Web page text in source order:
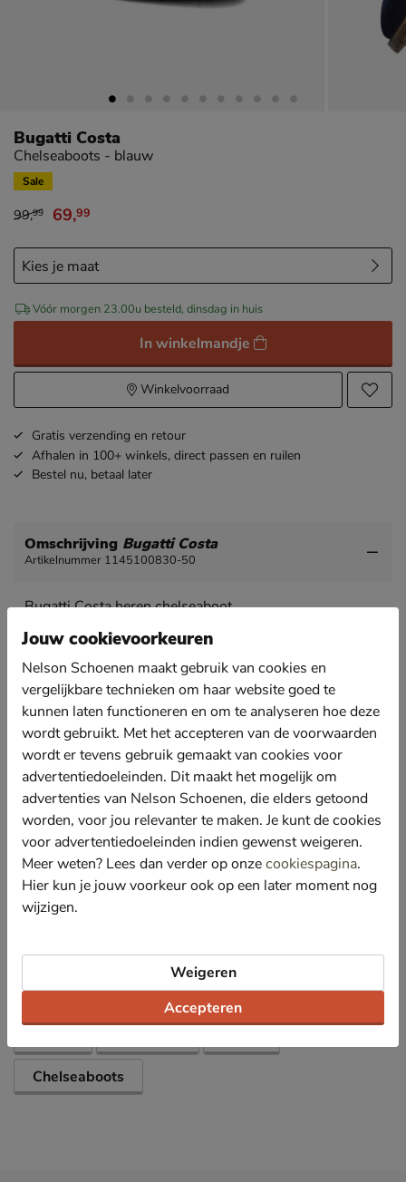
Bugatti Costa
Chelseaboots - blauw
Sale
van € 99,99 voor € 69,99
99,99 69,99
Vóór morgen 23.00u besteld, dinsdag in huis
In winkelmandje
Winkelvoorraad
Gratis verzending en retour
Afhalen in 100+ winkels, direct passen en ruilen
Bestel nu, betaal later
Omschrijving Bugatti Costa
Artikelnummer 1145100830-50
Bugatti Costa heren chelseaboot
Een stijlvolle chelseaboot kan vertaald worden naar
of een formerele look voor een zakelijke afspraak.
Uitgevoerd in soepel leer wat zich makkelijk om de
voet vormt voor een comfortabele pasvorm.
Gevoerd met viltige stof voor een betere
warmteisolatie.
Voorzien van een EVA-voetbed met leren toplaag.
Deze biedt optimale demping en comfort.
Afgewerkt met een stevige rubberen zool met goed
profiel voor een beter grip.
Specificaties
Over Bugatti
Bekijk meer
Chelseaboots
Jouw cookievoorkeuren
Nelson Schoenen maakt gebruik van cookies en
vergelijkbare technieken om haar website goed te
kunnen laten functioneren en om te analyseren hoe deze
wordt gebruikt. Met het accepteren van de voorwaarden
wordt er tevens gebruik gemaakt van cookies voor
advertentiedoeleinden. Dit maakt het mogelijk om
advertenties van Nelson Schoenen, die elders getoond
worden, voor jou relevanter te maken. Je kunt de cookies
voor advertentiedoeleinden indien gewenst weigeren.
Meer weten? Lees dan verder op onzecookiespagina.
Hier kun je jouw voorkeur ook op een later moment nog
wijzigen.
Accepteren
Weigeren